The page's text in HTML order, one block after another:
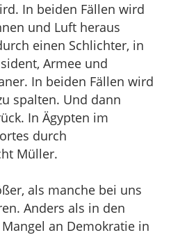
In beiden Fällen wird
und Luft heraus
einen Schlichter, in
Armee und
In beiden Fällen wird
spalten. Und dann
In Ägypten im
durch
Müller.
als manche bei uns
Anders als in den
an Demokratie in